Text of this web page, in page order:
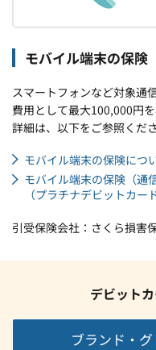
モバイル端末の保険
スマートフォンなど対象通
費用として最大100,000円
詳細は、以下をご参照くださ
モバイル端末の保険につ
モバイル端末の保険（通
（プラチナデビットカード
引受保険会社：さくら損害
デビット
ブランド・